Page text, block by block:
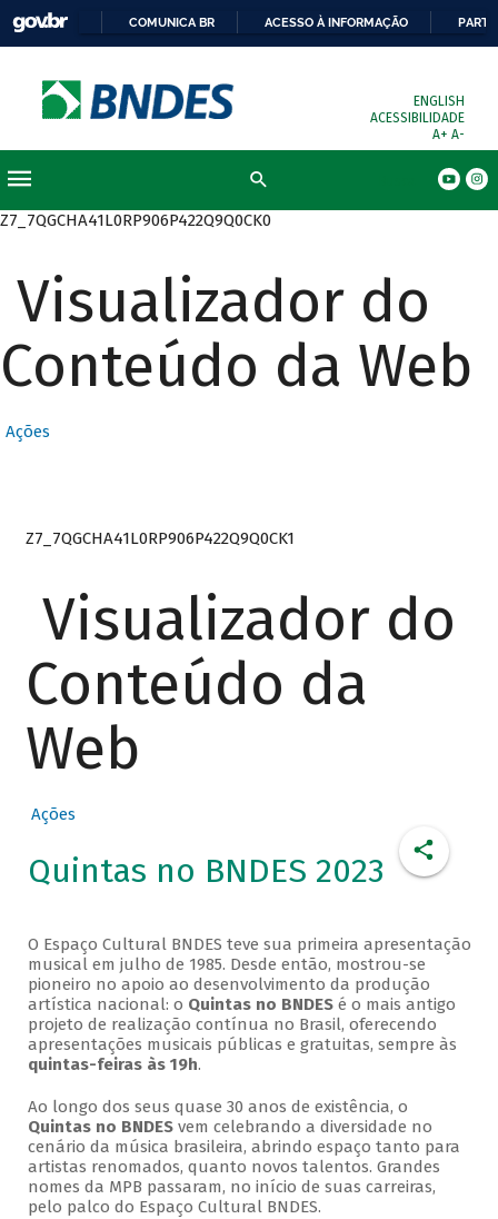
COMUNICA BR ACESSO À INFORMAÇÃO
ENGLISH
ACESSIBILIDADE
A+ A-
Z7_7QGCHA41L0RP906P422Q9Q0CK0
Visualizador do
Conteúdo da Web
Ações
Z7_7QGCHA41L0RP906P422Q9Q0CK1
Visualizador do
Conteúdo da
Web
Ações
Quintas no BNDES 2023
O Espaço Cultural BNDES teve sua primeira apresentação
musical em julho de 1985. Desde então, mostrou-se
pioneiro no apoio ao desenvolvimento da produção
artística nacional: o Quintas no BNDESé o mais antigo
projeto de realização contínua no Brasil, oferecendo
apresentações musicais públicas e gratuitas, sempre às
quintas-feiras às 19h.
Ao longo dos seus quase 30 anos de existência, o
Quintas no BNDESvem celebrando a diversidade no
cenário da música brasileira, abrindo espaço tanto para
artistas renomados, quanto novos talentos. Grandes
nomes da MPB passaram, no início de suas carreiras,
pelo palco do Espaço Cultural BNDES.